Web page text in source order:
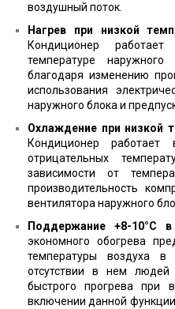
воздушный поток.
Нагрев при низкой
Кондиционер
температуре
благодаря изменению
использования
наружного блока и
Охлаждение при низкой
Кондиционер
отрицательных
зависимости от
производительность
вентилятора наружного
Поддержание +8-10°С
экономного обогрева
температуры воздуха
отсутствии в нем
быстрого прогрева при
включении данной